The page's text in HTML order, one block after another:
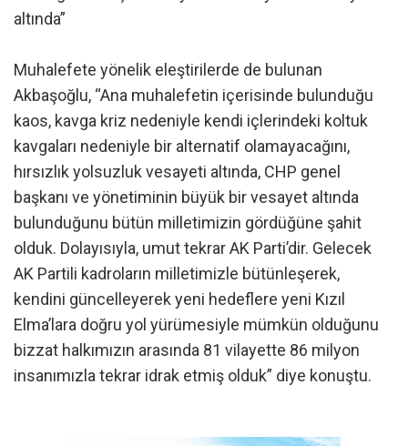
altında”
Muhalefete yönelik eleştirilerde de bulunan
Akbaşoğlu, “Ana muhalefetin içerisinde bulunduğu
kaos, kavga kriz nedeniyle kendi içlerindeki koltuk
kavgaları nedeniyle bir alternatif olamayacağını,
hırsızlık yolsuzluk vesayeti altında, CHP genel
başkanı ve yönetiminin büyük bir vesayet altında
bulunduğunu bütün milletimizin gördüğüne şahit
olduk. Dolayısıyla, umut tekrar AK Parti’dir. Gelecek
AK Partili kadroların milletimizle bütünleşerek,
kendini güncelleyerek yeni hedeflere yeni Kızıl
Elma’lara doğru yol yürümesiyle mümkün olduğunu
bizzat halkımızın arasında 81 vilayette 86 milyon
insanımızla tekrar idrak etmiş olduk” diye konuştu.